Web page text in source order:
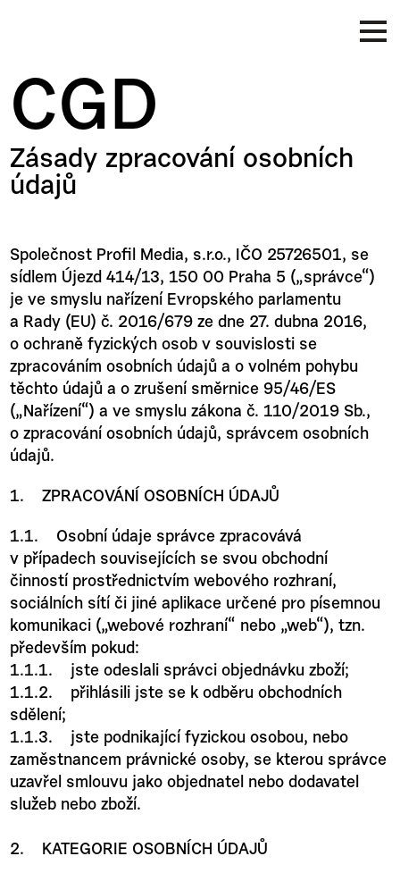
CGD
Zásady zpracování osobních
údajů
Společnost Profil Media, s.r.o., IČO 25726501, se
sídlem Újezd 414/13, 150 00 Praha 5 („správce“)
je ve smyslu nařízení Evropského parlamentu
a Rady (EU) č. 2016/679 ze dne 27. dubna 2016,
o ochraně fyzických osob v souvislosti se
zpracováním osobních údajů a o volném pohybu
těchto údajů a o zrušení směrnice 95/46/ES
(„Nařízení“) a ve smyslu zákona č. 110/2019 Sb.,
o zpracování osobních údajů, správcem osobních
údajů.
1. ZPRACOVÁNÍ OSOBNÍCH ÚDAJŮ
1.1. Osobní údaje správce zpracovává
v případech souvisejících se svou obchodní
činností prostřednictvím webového rozhraní,
sociálních sítí či jiné aplikace určené pro písemnou
komunikaci („webové rozhraní“ nebo „web“), tzn.
především pokud:
1.1.1. jste odeslali správci objednávku zboží;
1.1.2. přihlásili jste se k odběru obchodních
sdělení;
1.1.3. jste podnikající fyzickou osobou, nebo
zaměstnancem právnické osoby, se kterou správce
uzavřel smlouvu jako objednatel nebo dodavatel
služeb nebo zboží.
2. KATEGORIE OSOBNÍCH ÚDAJŮ